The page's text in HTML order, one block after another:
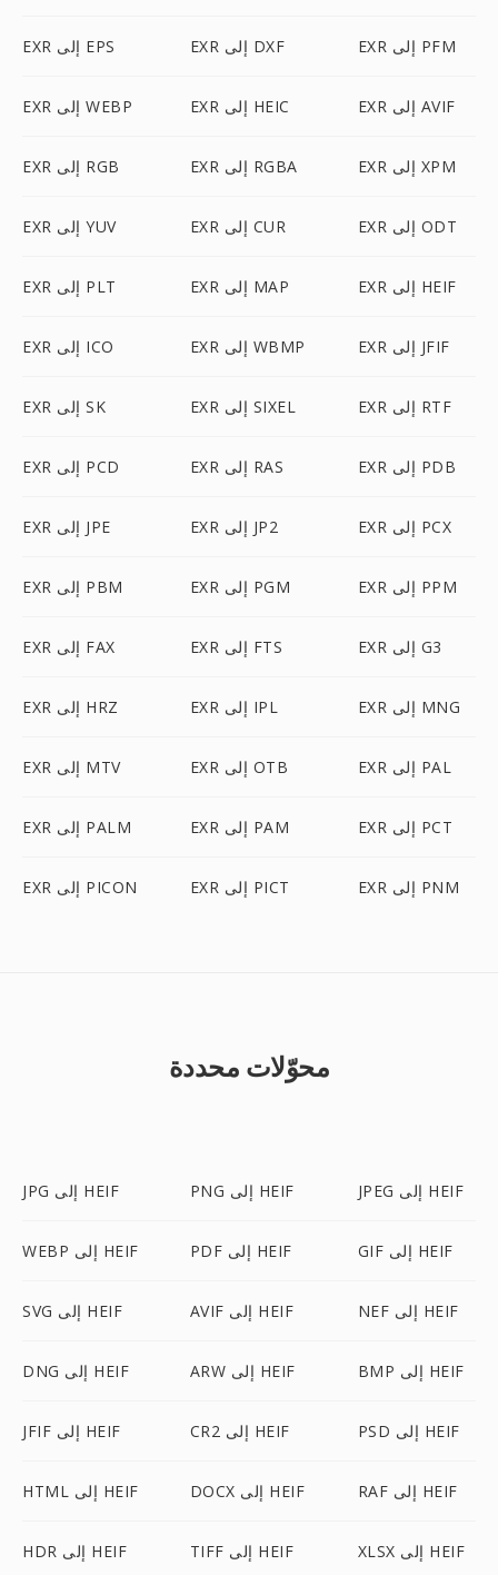
EXR إلى EPS EXR إلى DXF EXR إلى PFM
EXR إلى WEBP EXR إلى HEIC EXR إلى AVIF
EXR إلى RGB EXR إلى RGBA EXR إلى XPM
EXR إلى YUV EXR إلى CUR EXR إلى ODT
EXR إلى PLT EXR إلى MAP EXR إلى HEIF
EXR إلى ICO EXR إلى WBMP EXR إلى JFIF
EXR إلى SK EXR إلى SIXEL EXR إلى RTF
EXR إلى PCD EXR إلى RAS EXR إلى PDB
EXR إلى JPE EXR إلى JP2 EXR إلى PCX
EXR إلى PBM EXR إلى PGM EXR إلى PPM
EXR إلى FAX EXR إلى FTS EXR إلى G3
EXR إلى HRZ EXR إلى IPL EXR إلى MNG
EXR إلى MTV EXR إلى OTB EXR إلى PAL
EXR إلى PALM EXR إلى PAM EXR إلى PCT
EXR إلى PICON EXR إلى PICT EXR إلى PNM
محوّلات محددة
JPG إلى HEIF PNG إلى HEIF JPEG إلى HEIF
WEBP إلى HEIF PDF إلى HEIF GIF إلى HEIF
SVG إلى HEIF AVIF إلى HEIF NEF إلى HEIF
DNG إلى HEIF ARW إلى HEIF BMP إلى HEIF
JFIF إلى HEIF CR2 إلى HEIF PSD إلى HEIF
HTML إلى HEIF DOCX إلى HEIF RAF إلى HEIF
HDR إلى HEIF TIFF إلى HEIF XLSX إلى HEIF